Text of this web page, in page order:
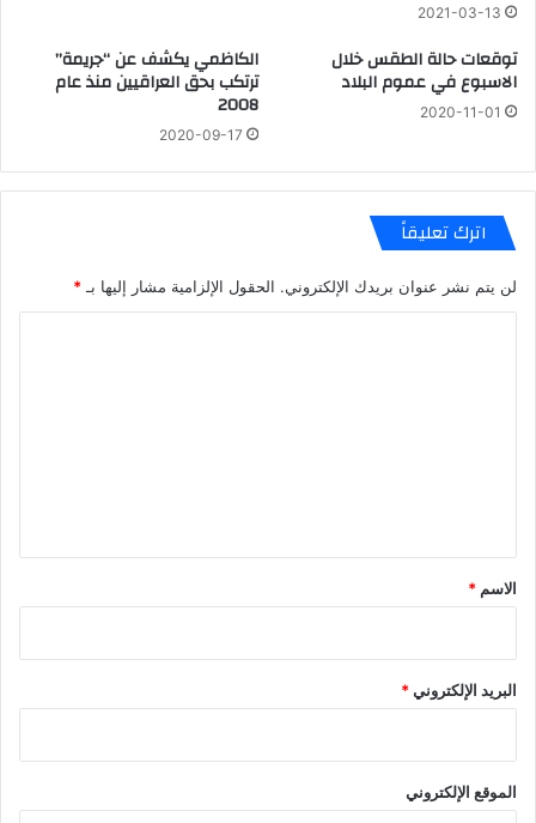
2021-03-13
توقعات حالة الطقس خلال
الاسبوع في عموم البلاد
2020-11-01
الكاظمي يكشف عن “جريمة”
ترتكب بحق العراقيين منذ عام
2008
2020-09-17
اترك تعليقاً
لن يتم نشر عنوان بريدك الإلكتروني. الحقول الإلزامية مشار إليها بـ *
*
الاسم *
البريد الإلكتروني*
الموقع الإلكتروني